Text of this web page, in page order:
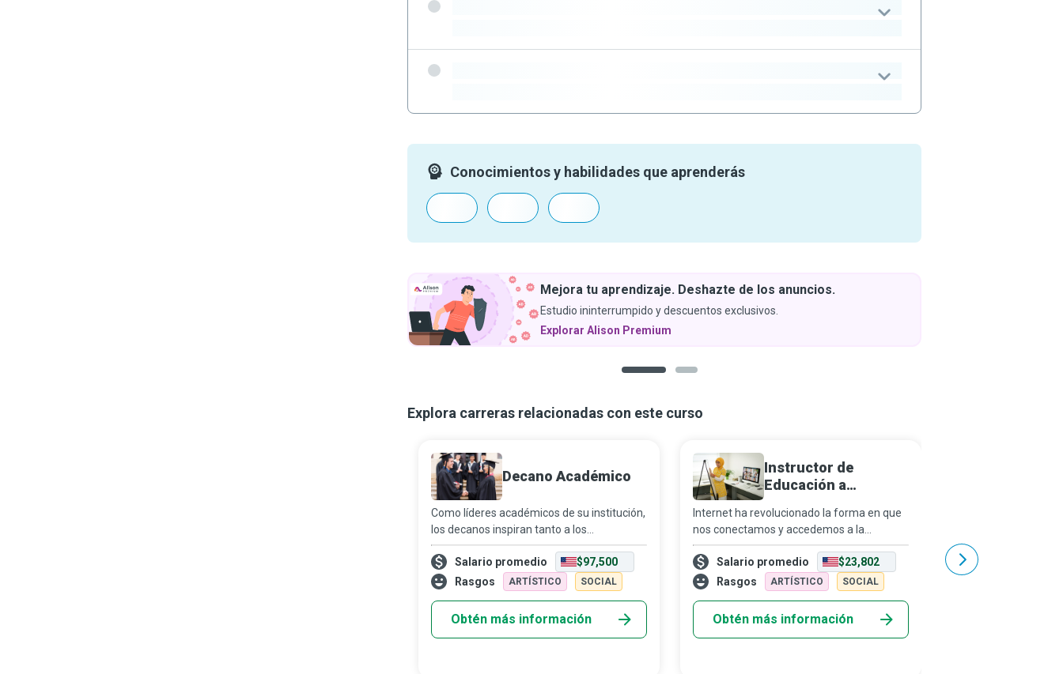
Conocimientos y habilidades que aprenderás
Mejora tu aprendizaje. Deshazte de los anuncios.
Estudio ininterrumpido y descuentos exclusivos.
Explorar Alison Premium
Explora carreras relacionadas con este curso
Decano Académico
Como líderes académicos de su institución,
los decanos inspiran tanto a los
estudiantes como al personal docente a
aspirar a más, soñar en grande y alcanzar
mayores logros a lo largo de sus vidas.
Salario promedio
$97,500
Rasgos
ARTÍSTICO SOCIAL
Obtén más información
Instructor de
Educación a
Internet ha revolucionado la forma en que
nos conectamos y accedemos a la
información, permitiendo compartir
conocimientos a través de distancias
geográficas y husos horarios. En el mundo
Salario promedio
$23,802
Rasgos
ARTÍSTICO SOCIAL
Obtén más información
fotógrafo de bodas
espontáneos y llenos
técnicas de
Salario promedio